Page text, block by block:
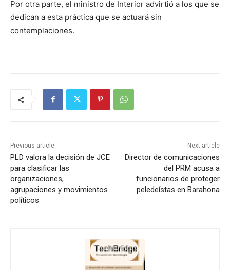
Por otra parte, el ministro de Interior advirtió a los que se
dedican a esta práctica que se actuará sin
contemplaciones.
Previous article
PLD valora la decisión de JCE
para clasificar las
organizaciones,
agrupaciones y movimientos
políticos
Next article
Director de comunicaciones
del PRM acusa a
funcionarios de proteger
peledeístas en Barahona